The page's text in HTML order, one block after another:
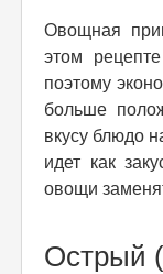
Овощная
этом
поэтому
больше
вкусу блюдо
идет как
овощи
Острый